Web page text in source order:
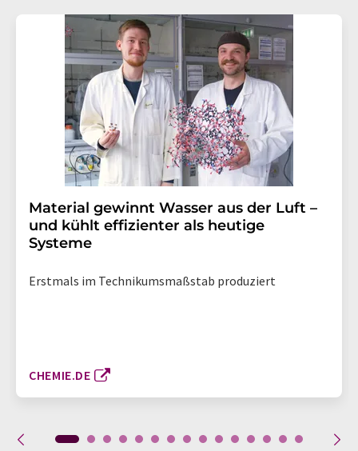
Material gewinnt Wasser aus der Luft –
und kühlt effizienter als heutige
Systeme
Erstmals im Technikumsmaßstab produziert
CHEMIE.DE